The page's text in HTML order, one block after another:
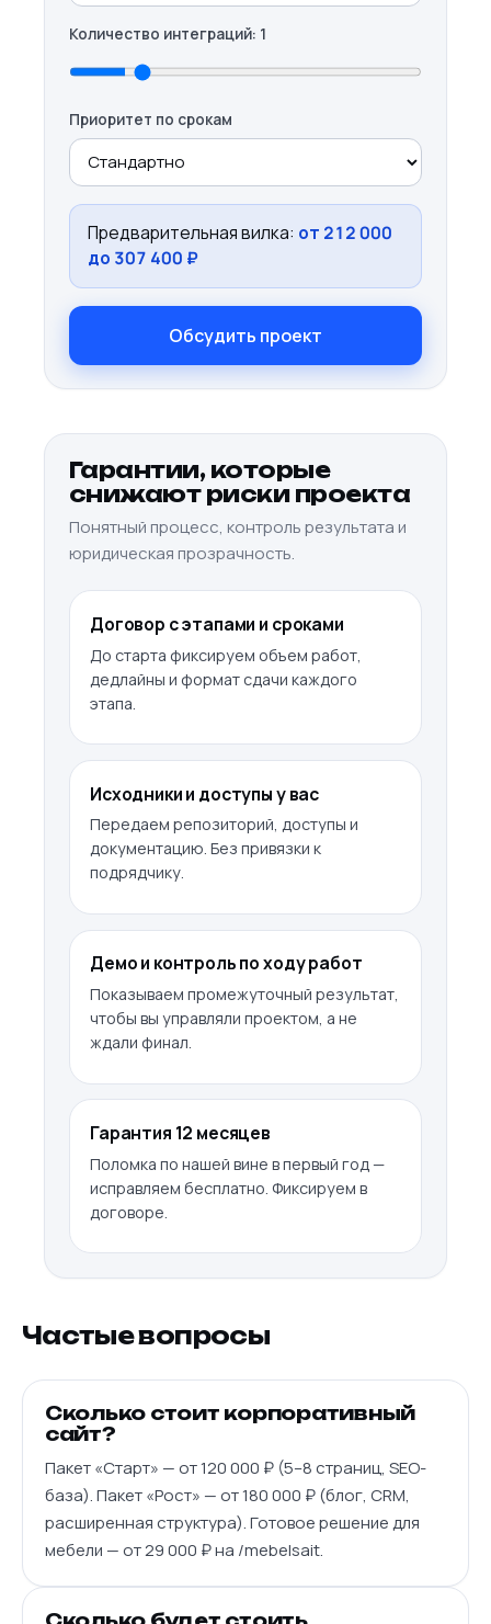
Количество интеграций: 1
Приоритет по срокам
Предварительная вилка: от 212 000
до 307 400 ₽
Обсудить проект
Гарантии, которые
снижают риски проекта
Понятный процесс, контроль результата и
юридическая прозрачность.
Договор с этапами и сроками
До старта фиксируем объем работ,
дедлайны и формат сдачи каждого
этапа.
Исходники и доступы у вас
Передаем репозиторий, доступы и
документацию. Без привязки к
подрядчику.
Демо и контроль по ходу работ
Показываем промежуточный результат,
чтобы вы управляли проектом, а не
ждали финал.
Гарантия 12 месяцев
Поломка по нашей вине в первый год —
исправляем бесплатно. Фиксируем в
договоре.
Частые вопросы
Сколько стоит корпоративный
сайт?
Пакет «Старт» — от 120 000 ₽ (5–8 страниц, SEO-
база). Пакет «Рост» — от 180 000 ₽ (блог, CRM,
расширенная структура). Готовое решение для
мебели — от 29 000 ₽ на /mebelsait.